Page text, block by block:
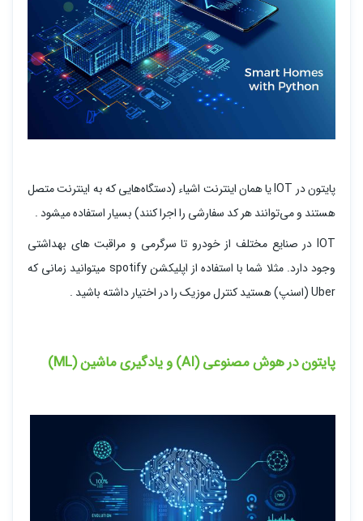
پایتون در IOT یا همان اینترنت اشیاء (دستگاه‌هایی که به اینترنت متصل
هستند و می‌توانند هر کد سفارشی را اجرا کنند) بسیار استفاده میشود .
IOT در صنایع مختلف از خودرو تا سرگرمی و مراقبت های بهداشتی
وجود دارد. مثلا شما با استفاده از اپلیکشن spotify میتوانید زمانی که
Uber (اسنپ) هستید کنترل موزیک را در اختیار داشته باشید .
پایتون در هوش مصنوعی (AI) و یادگیری ماشین (ML)